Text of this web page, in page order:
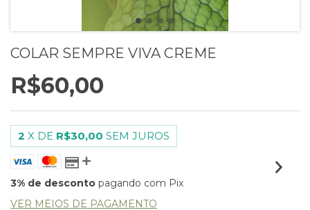
COLAR SEMPRE VIVA CREME
R$60,00
2 X DE R$30,00 SEM JUROS
3% de desconto pagando com Pix
VER MEIOS DE PAGAMENTO